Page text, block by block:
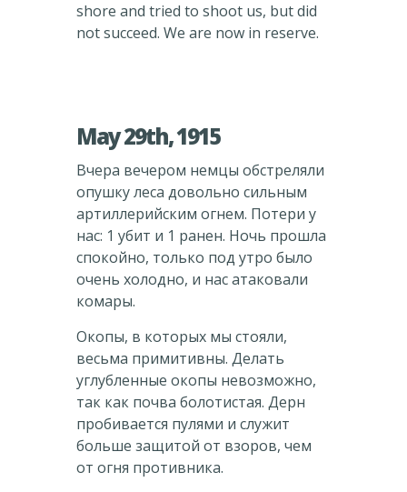
shore and tried to shoot us, but did
not succeed. We are now in reserve.
May 29th, 1915
Вчера вечером немцы обстреляли
опушку леса довольно сильным
артиллерийским огнем. Потери у
нас: 1 убит и 1 ранен. Ночь прошла
спокойно, только под утро было
очень холодно, и нас атаковали
комары.
Окопы, в которых мы стояли,
весьма примитивны. Делать
углубленные окопы невозможно,
так как почва болотистая. Дерн
пробивается пулями и служит
больше защитой от взоров, чем
от огня противника.